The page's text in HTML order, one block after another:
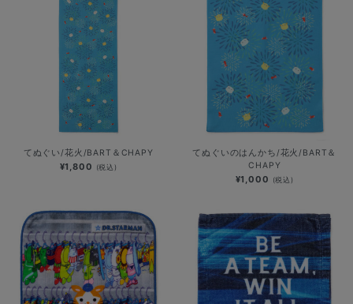
てぬぐい/花火/BART＆CHAPY
¥1,800 (税込)
てぬぐいのはんかち/花火/BART＆
CHAPY
¥1,000 (税込)